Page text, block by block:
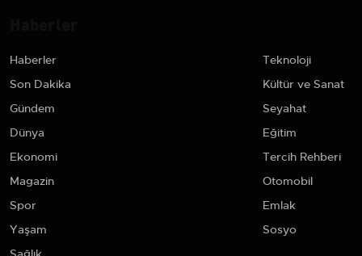
Haberler
Son Dakika
Gündem
Dünya
Ekonomi
Magazin
Spor
Yaşam
Teknoloji
Kültür ve Sanat
Seyahat
Eğitim
Tercih Rehberi
Otomobil
Emlak
Sosyo